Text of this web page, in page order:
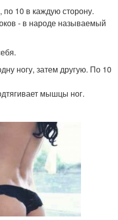
10 в каждую сторону.
- в народе называемый
ногу, затем другую. По 10
мышцы ног.